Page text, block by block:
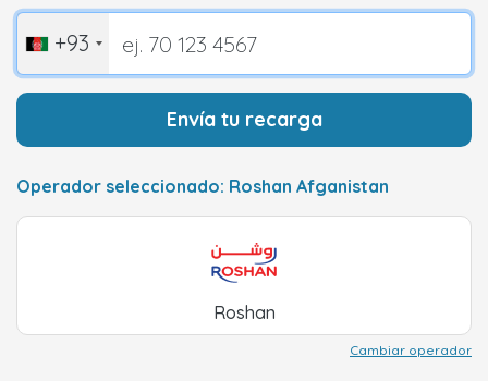
+93
Envía tu recarga
Operador seleccionado: Roshan Afganistan
Roshan
Cambiar operador